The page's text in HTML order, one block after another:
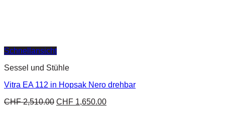
Schnellansicht
Sessel und Stühle
Vitra EA 112 in Hopsak Nero drehbar
CHF2,510.00 CHF 1,650.00